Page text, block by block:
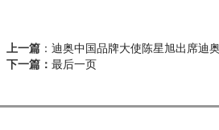
上一篇 ： 迪奥中国品牌大使陈星旭出席迪
下一篇： 最后一页